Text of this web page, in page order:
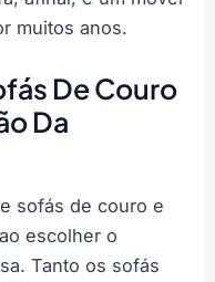
muitos anos.
De Couro
Da
sofás de couro e
escolher o
Tanto os sofás